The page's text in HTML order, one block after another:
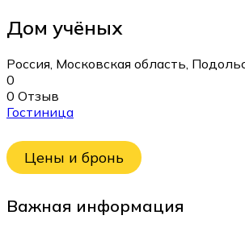
Дом учёных
Россия, Московская область,
0
0 Отзыв
Гостиница
Цены и бронь
Важная информация